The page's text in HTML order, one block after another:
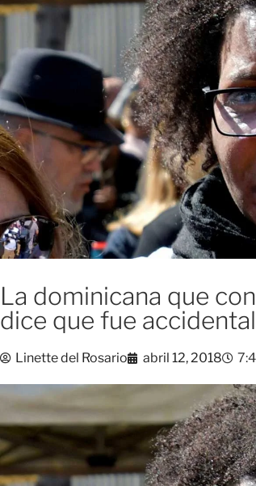
La dominicana que
dice que fue accidental
Linette del Rosario abril 12, 2018